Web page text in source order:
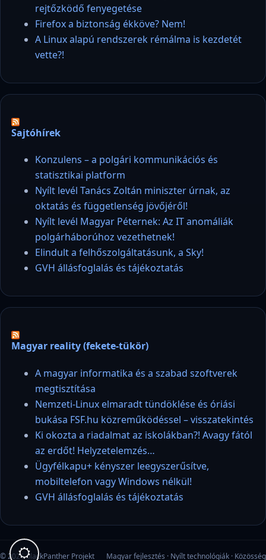
rejtőzködő fenyegetése
Firefox a biztonság ékköve? Nem!
A Linux alapú rendszerek rémálma is kezdetét
vette?!
Sajtóhírek
Konzulens – a polgári kommunikációs és
statisztikai platform
Nyílt levél Tanács Zoltán miniszter úrnak, az
oktatás és függetlenség jövőjéről!
Nyílt levél Magyar Péternek: Az IT anomáliák
polgárháborúhoz vezethetnek!
Elindult a felhőszolgáltatásunk, a Sky!
GVH állásfoglalás és tájékoztatás
Magyar reality (fekete-tükör)
A magyar informatika és a szabad szoftverek
megtisztítása
Nemzeti-Linux elmaradt tündöklése és óriási
bukása FSF.hu közreműködéssel – visszatekintés
Ki okozta a riadalmat az iskolákban?! Avagy fától
az erdőt! Helyzetelemzés…
Ügyfélkapu+ kényszer leegyszerűsítve,
mobiltelefon vagy Windows nélkül!
GVH állásfoglalás és tájékoztatás
© 2026 blackPanther Projekt Magyar fejlesztés · Nyílt technológiák · Közösség